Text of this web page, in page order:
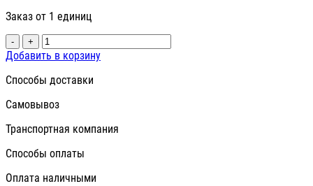
Заказ от 1 единиц
- +
Добавить в корзину
Способы доставки
Самовывоз
Транспортная компания
Способы оплаты
Оплата наличными